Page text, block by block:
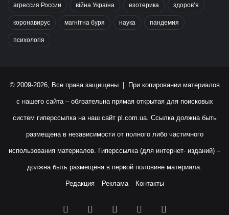
агрессия России війна Україна езотерика здоров’я
коронавирус магнітна буря наука пандемия
психологія
© 2009-2026, Все права защищены | При копировании материалов
с нашего сайта – обязательна прямая открытая для поисковых
систем гиперссылка на наш сайт pl.com.ua. Ссылка должна быть
размещена в независимости от полного либо частичного
использования материалов. Гиперссылка (для интернет- изданий) –
должна быть размещена в первой половине материала.
Редакция Реклама Контакты
Facebook YouTubeInstagram